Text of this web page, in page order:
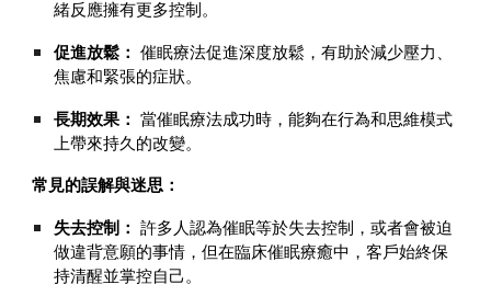
緒反應擁有更多控制。
促進放鬆：
催眠療法促進深度放鬆，有助於減少壓力、
焦慮和緊張的症狀。
長期效果：
當催眠療法成功時，能夠在行為和思維模式
上帶來持久的改變。
常見的誤解與迷思：
失去控制：
許多人認為催眠等於失去控制，或者會被迫
做違背意願的事情，但在臨床催眠療癒中，客戶始終保
持清醒並掌控自己。